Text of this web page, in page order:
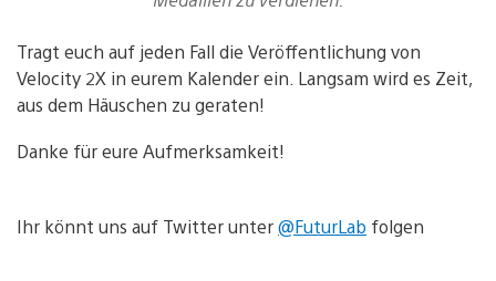
Tragt euch auf jeden Fall die Veröffentlichung von
Velocity 2X in eurem Kalender ein. Langsam wird es Zeit,
aus dem Häuschen zu geraten!
Danke für eure Aufmerksamkeit!
Ihr könnt uns auf Twitter unter@FuturLab folgen